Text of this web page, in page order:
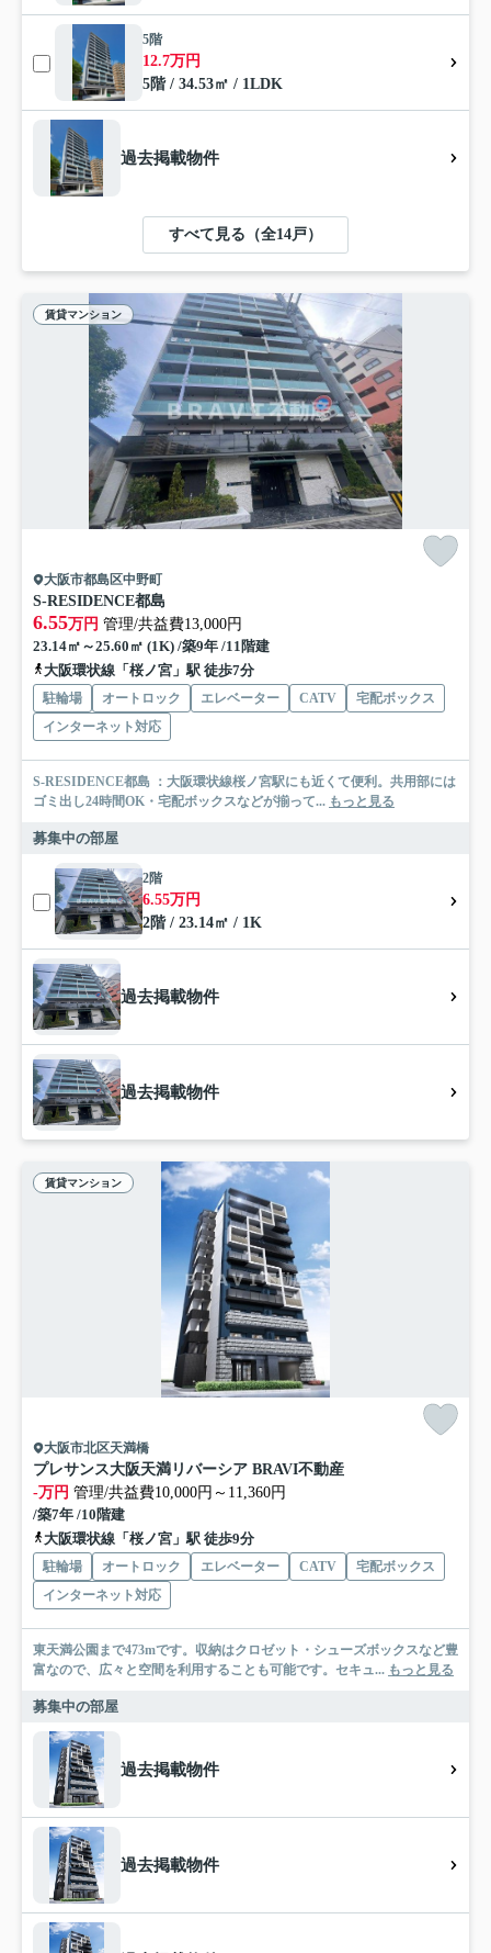
5階
12.7万円
5階 / 34.53㎡ / 1LDK
過去掲載物件
すべて見る（全14戸）
賃貸マンション
大阪市都島区中野町
S-RESIDENCE都島
6.55万円 管理/共益費13,000円
23.14㎡～25.60㎡ (1K) /築9年 /11階建
大阪環状線「桜ノ宮」駅 徒歩7分
駐輪場 オートロック エレベーター CATV
宅配ボックス
インターネット対応
S-RESIDENCE都島 ：大阪環状線桜ノ宮駅にも近くて便利。共用部には
ゴミ出し24時間OK・宅配ボックスなどが揃って... もっと見る
募集中の部屋
2階
6.55万円
2階 / 23.14㎡ / 1K
過去掲載物件
過去掲載物件
賃貸マンション
大阪市北区天満橋
プレサンス大阪天満リバーシア BRAVI不動産
-万円 管理/共益費10,000円～11,360円
/築7年 /10階建
大阪環状線「桜ノ宮」駅 徒歩9分
駐輪場 オートロック エレベーター CATV
宅配ボックス
インターネット対応
東天満公園まで473mです。収納はクロゼット・シューズボックスなど豊
富なので、広々と空間を利用することも可能です。セキュ... もっと見る
募集中の部屋
過去掲載物件
過去掲載物件